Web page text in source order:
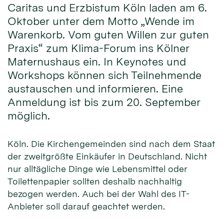
Caritas und Erzbistum Köln laden am 6.
Oktober unter dem Motto „Wende im
Warenkorb. Vom guten Willen zur guten
Praxis“ zum Klima-Forum ins Kölner
Maternushaus ein. In Keynotes und
Workshops können sich Teilnehmende
austauschen und informieren. Eine
Anmeldung ist bis zum 20. September
möglich.
Köln. Die Kirchengemeinden sind nach dem Staat
der zweitgrößte Einkäufer in Deutschland. Nicht
nur alltägliche Dinge wie Lebensmittel oder
Toilettenpapier sollten deshalb nachhaltig
bezogen werden. Auch bei der Wahl des IT-
Anbieter soll darauf geachtet werden.